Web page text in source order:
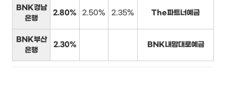
BNK경남
은행
2.80% 2.50% 2.35% The파트너예금
BNK부산
은행
2.30% BNK내맘대로예금